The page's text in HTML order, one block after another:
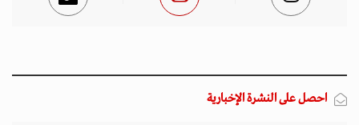
احصل على النشرة الإخبارية